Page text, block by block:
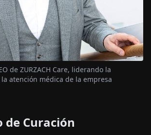
de Curación
de ZURZACH Care, liderando la
atención médica de la empresa